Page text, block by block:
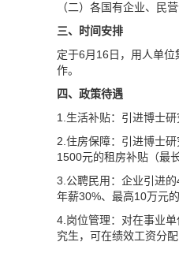
（二）各国有企业、民
三、时间安排
定于6月16日，用人单
作。
四、政策待遇
1.生活补贴：引进博士
2.住房保障：引进博士
1500元的租房补贴（最
3.公聘民用：企业引进
年薪30%、最高10万元的
4.岗位管理：对在事业
究生，可在绩效工资分配